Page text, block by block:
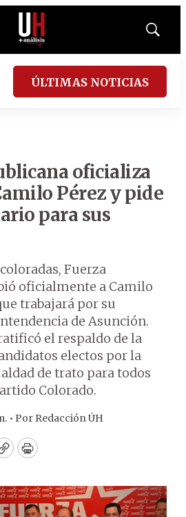
Mostrar
ÚLTIMAS NOTICIAS
oficializa
Pérez y pide
para sus
Fuerza
oficialmente a Camilo
trabajará por su
de Asunción.
el respaldo de la
electos por la
de trato para todos
Colorado.
• Por Redacción ÚH
CopyPrint